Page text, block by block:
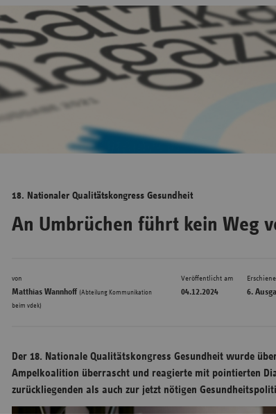
der
Hessen
18. Nationaler Qualitätskongress Gesundheit
An Umbrüchen führt kein Weg
von
Matthias Wannhoff (Abteilung Kommunikation
beim vdek)
Veröffentlicht am
04.12.2024 6.
Der 18. Nationale Qualitätskongress Gesundheit wurde
Ampelkoalition überrascht und reagierte mit pointierten
zurückliegenden als auch zur jetzt nötigen